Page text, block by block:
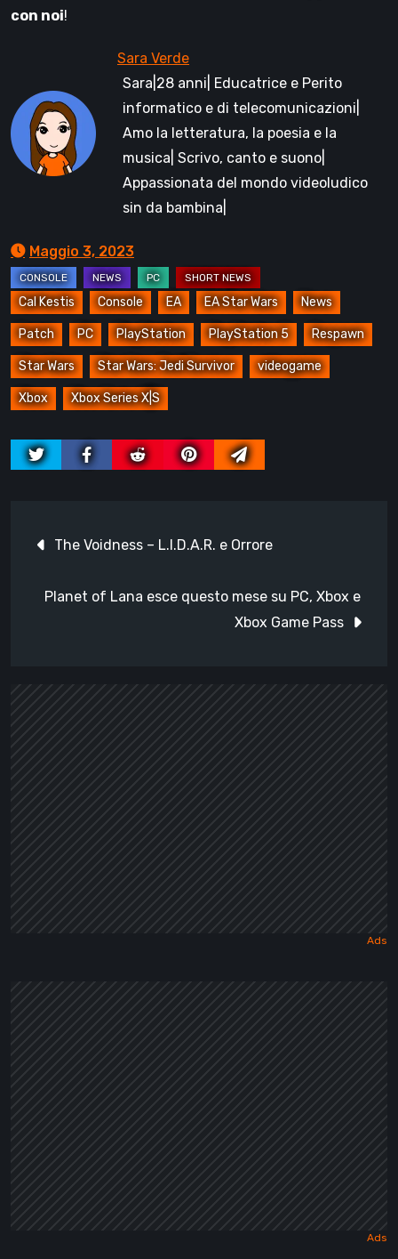
con noi!
Sara|28 anni| Educatrice e Perito
informatico e di telecomunicazioni|
Amo la letteratura, la poesia e la
musica| Scrivo, canto e suono|
Appassionata del mondo videoludico
sin da bambina|
Maggio 3, 2023
Cal Kestis Console EA EA Star Wars News
Patch PC PlayStation PlayStation 5 Respawn
Star Wars Star Wars: Jedi Survivor videogame
Xbox Xbox Series X|S
articoli
The Voidness – L.I.D.A.R. e Orrore
Planet of Lana esce questo mese su PC, Xbox e
Xbox Game Pass